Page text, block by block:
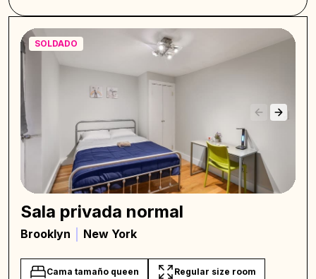
SOLDADO
Sala privada normal
Brooklyn New York
Cama tamaño queen Regular size room